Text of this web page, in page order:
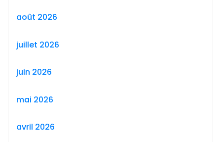
août 2026
juillet 2026
juin 2026
mai 2026
avril 2026